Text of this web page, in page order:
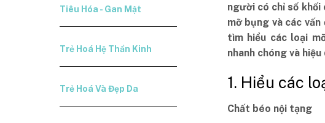
Tiêu Hóa - Gan Mật
Trẻ Hoá Hệ Thần Kinh
Trẻ Hoá Và Đẹp Da
người có chỉ số khối
mỡ bụng và các
tìm hiểu các loại
nhanh chóng và hiệu
1. Hiểu các
Chất béo nội tạng